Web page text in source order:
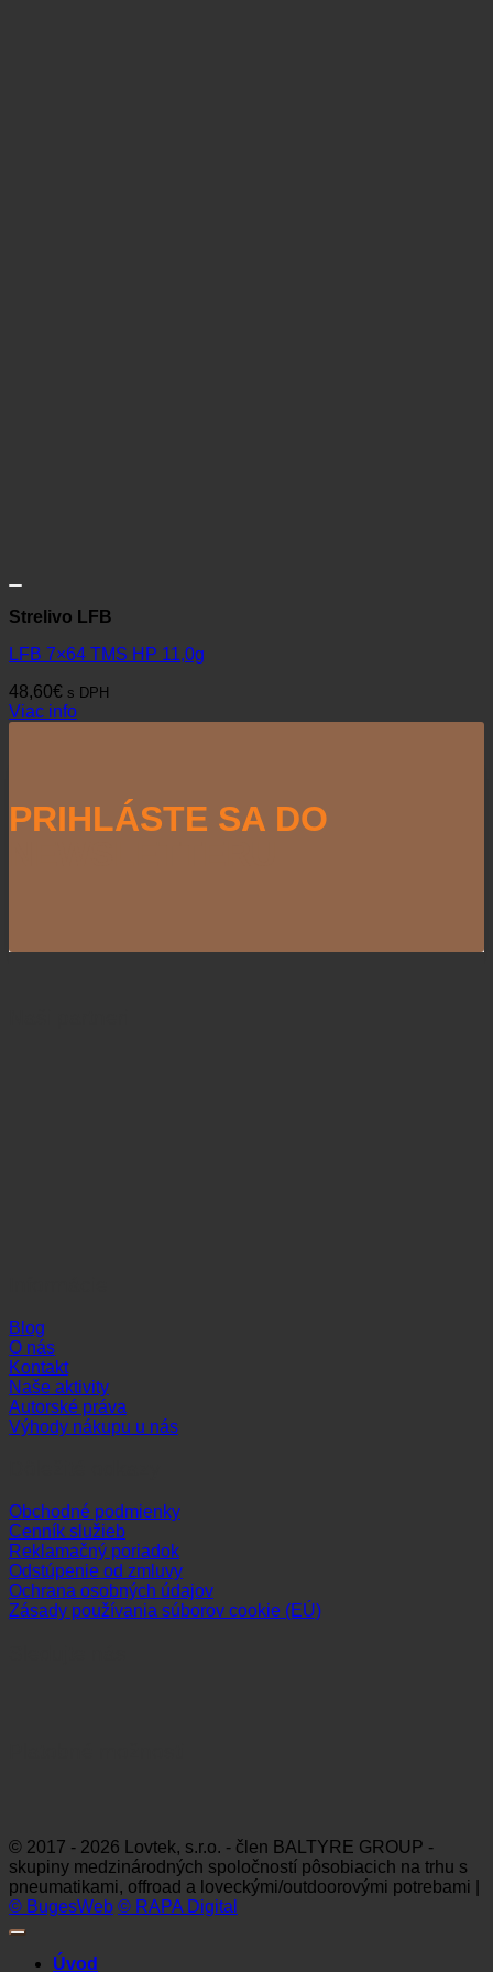
Strelivo LFB
LFB 7×64 TMS HP 11,0g
48,60€ s DPH
Viac info
PRIHLÁSTE SA DO
Blog
O nás
Kontakt
Naše aktivity
Autorské práva
Výhody nákupu u nás
Obchodné podmienky
Cenník služieb
Reklamačný poriadok
Odstúpenie od zmluvy
Ochrana osobných údajov
Zásady používania súborov cookie (EÚ)
© 2017 - 2026 Lovtek, s.r.o. - člen BALTYRE GROUP -
skupiny medzinárodných spoločností pôsobiacich na trhu s
pneumatikami, offroad a loveckými/outdoorovými potrebami |
© BugesWeb © RAPA Digital
Úvod